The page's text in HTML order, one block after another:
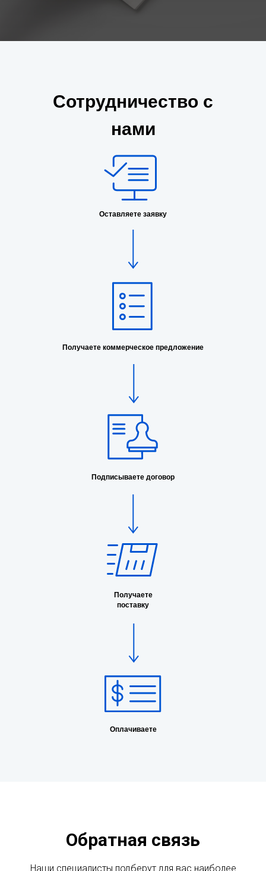
Оставляете заявку
Сотрудничество с
нами
Оплачиваете
Получаете коммерческое предложение
Подписываете договор
Получаете
поставку
Обратная связь
Наши специалисты подберут для вас наиболее